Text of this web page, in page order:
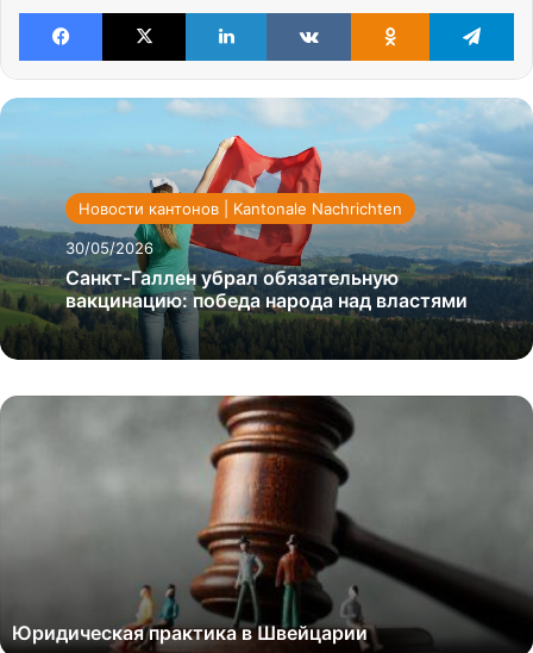
Facebook X LinkedIn VKontakteOdnoklassniki
Новости кантонов | Kantonale Nachrichten
30/05/2026
Санкт-Галлен убрал обязательную
вакцинацию: победа народа над властями
Юридическая практика в Швейцарии